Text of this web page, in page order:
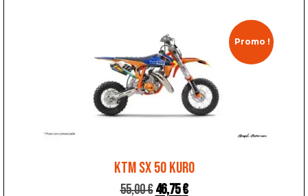
Promo !
KTM SX 50 KURO
55,00€46,75€